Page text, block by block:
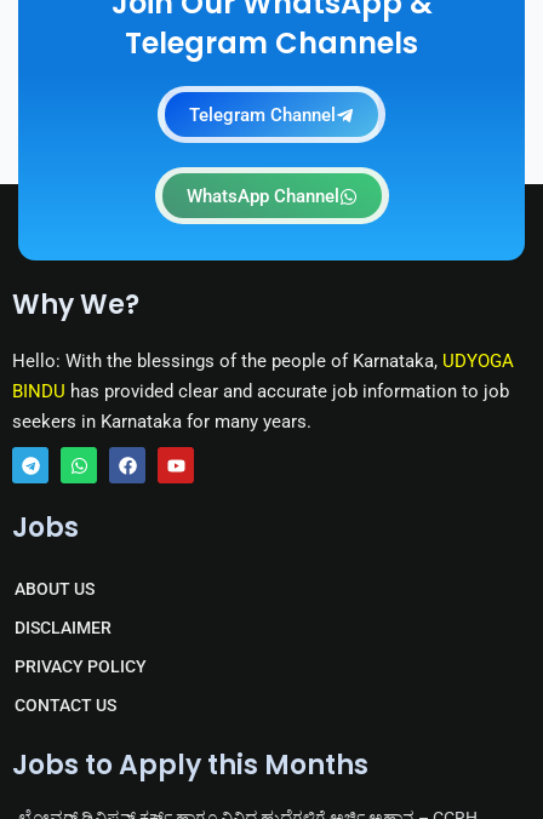
Telegram Channels
Telegram Channel
WhatsApp Channel
Why We?
Hello: With the blessings of the people of Karnataka, UDYOGA
BINDU has provided clear and accurate job information to job
seekers in Karnataka for many years.
T
l
r
a
m
W
a
a
p
p
F Y
Jobs
ABOUT US
DISCLAIMER
PRIVACY POLICY
CONTACT US
Jobs to Apply this Months